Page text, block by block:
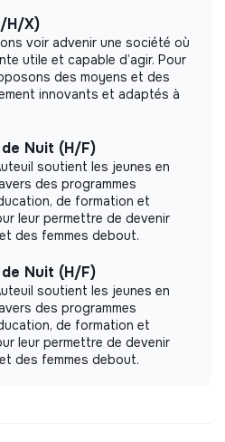
et entretiens)
H/X)
voir advenir une société où
utile et capable d’agir. Pour
des moyens et des
innovants et adaptés à
Nuit (H/F)
soutient les jeunes en
des programmes
de formation et
leur permettre de devenir
des femmes debout.
Nuit (H/F)
soutient les jeunes en
des programmes
de formation et
leur permettre de devenir
des femmes debout.